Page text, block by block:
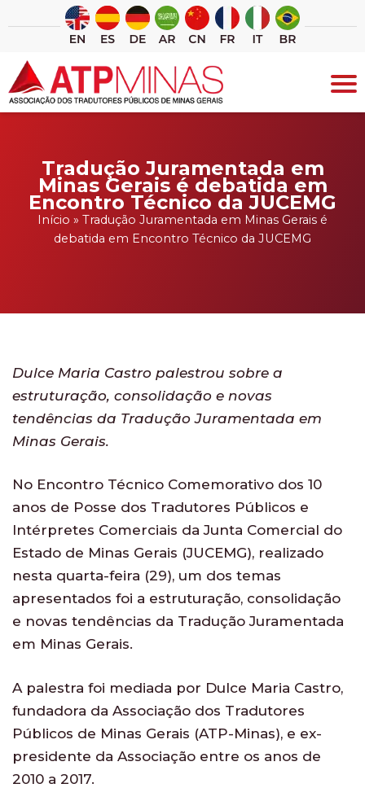
conteúdo
Tradução Juramentada em
Minas Gerais é debatida em
Encontro Técnico da JUCEMG
Início » Tradução Juramentada em Minas Gerais é
debatida em Encontro Técnico da JUCEMG
Dulce Maria Castro palestrou sobre a
estruturação, consolidação e novas
tendências da Tradução Juramentada em
Minas Gerais.
No Encontro Técnico Comemorativo dos 10
anos de Posse dos Tradutores Públicos e
Intérpretes Comerciais da Junta Comercial do
Estado de Minas Gerais (JUCEMG), realizado
nesta quarta-feira (29), um dos temas
apresentados foi a estruturação, consolidação
e novas tendências da Tradução Juramentada
em Minas Gerais.
A palestra foi mediada por Dulce Maria Castro,
fundadora da Associação dos Tradutores
Públicos de Minas Gerais (ATP-Minas), e ex-
presidente da Associação entre os anos de
2010 a 2017.